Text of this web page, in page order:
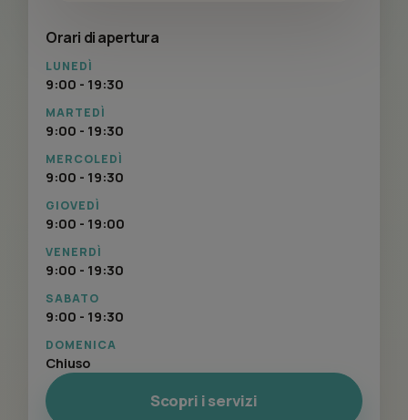
Orari di apertura
LUNEDÌ
9:00 - 19:30
MARTEDÌ
9:00 - 19:30
MERCOLEDÌ
9:00 - 19:30
GIOVEDÌ
9:00 - 19:00
VENERDÌ
9:00 - 19:30
SABATO
9:00 - 19:30
DOMENICA
Chiuso
Scopri i servizi